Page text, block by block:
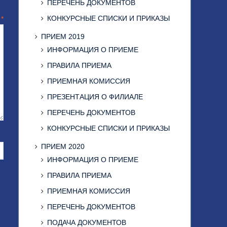
*
ПЕРЕЧЕНЬ ДОКУМЕНТОВ
КОНКУРСНЫЕ СПИСКИ И ПРИКАЗЫ
ПРИЕМ 2019
ИНФОРМАЦИЯ О ПРИЕМЕ
ПРАВИЛА ПРИЕМА
ПРИЕМНАЯ КОМИССИЯ
ПРЕЗЕНТАЦИЯ О ФИЛИАЛЕ
ПЕРЕЧЕНЬ ДОКУМЕНТОВ
КОНКУРСНЫЕ СПИСКИ И ПРИКАЗЫ
ПРИЕМ 2020
ИНФОРМАЦИЯ О ПРИЕМЕ
ПРАВИЛА ПРИЕМА
ПРИЕМНАЯ КОМИССИЯ
ПЕРЕЧЕНЬ ДОКУМЕНТОВ
ПОДАЧА ДОКУМЕНТОВ